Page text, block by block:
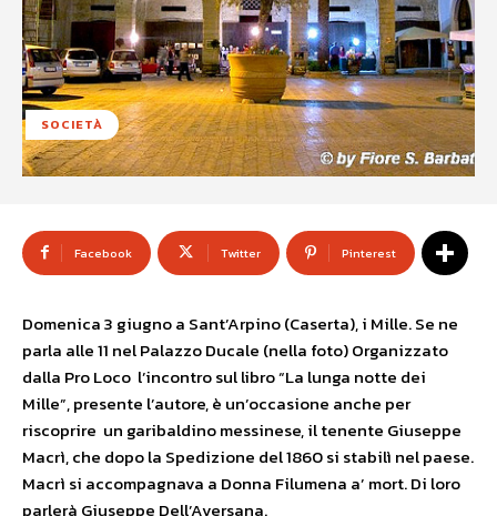
SOCIETÀ
Facebook Twitter Pinterest
Domenica 3 giugno a Sant’Arpino (Caserta), i Mille. Se ne
parla alle 11 nel Palazzo Ducale (nella foto) Organizzato
dalla Pro Loco l’incontro sul libro “La lunga notte dei
Mille”, presente l’autore, è un’occasione anche per
riscoprire un garibaldino messinese, il tenente Giuseppe
Macrì, che dopo la Spedizione del 1860 si stabilì nel paese.
Macrì si accompagnava a Donna Filumena a’ mort. Di loro
parlerà Giuseppe Dell’Aversana.